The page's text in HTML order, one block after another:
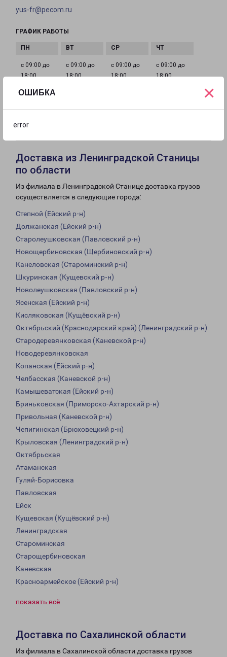
ОШИБКА
error
×
yus-fr@pecom.ru
ГРАФИК РАБОТЫ
с 09:00 до
18:00
с 09:00 до
18:00
с 09:00 до
18:00
с 09:00 до
18:00
с 09:00 до
с 10:00 до
Выходной
Доставка из Ленинградской Станицы
по области
Из филиала в Ленинградской Станице доставка грузов
осуществляется в следующие города:
Степной (Ейский р-н)
Должанская (Ейский р-н)
Старолеушковская (Павловский р-н)
Новощербиновская (Щербиновский р-н)
Канеловская (Староминский р-н)
Шкуринская (Кущевский р-н)
Новолеушковская (Павловский р-н)
Ясенская (Ейский р-н)
Кисляковская (Кущёвский р-н)
Октябрьский (Краснодарский край) (Ленинградский р-н)
Стародеревянковская (Каневской р-н)
Новодеревянковская
Копанская (Ейский р-н)
Челбасская (Каневской р-н)
Камышеватская (Ейский р-н)
Бриньковская (Приморско-Ахтарский р-н)
Привольная (Каневской р-н)
Чепигинская (Брюховецкий р-н)
Крыловская (Ленинградский р-н)
Октябрьская
Атаманская
Гуляй-Борисовка
Павловская
Ейск
Кущевская (Кущёвский р-н)
Ленинградская
Староминская
Старощербиновская
Каневская
Красноармейское (Ейский р-н)
показать всё
Доставка по Сахалинской области
Из филиала в Сахалинской области доставка грузов